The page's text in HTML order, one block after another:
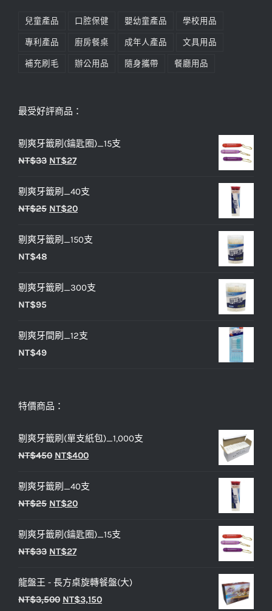
兒童產品 口腔保健 嬰幼童產品 學校用品
專利產品 廚房餐桌 成年人產品 文具用品
補充刷毛 辦公用品 隨身攜帶 餐廳用品
最受好評商品：
剔爽牙籤刷(鑰匙圈)_15支
NT$33 原
價
格：
NT$27目
價
格：
剔爽牙籤刷_40支
NT$25 原
價
NT$20目
價
剔爽牙籤刷_150支
NT$48
剔爽牙籤刷_300支
NT$95
剔爽牙間刷_12支
NT$49
特價商品：
剔爽牙籤刷(單支紙包)_1,000支
NT$450 原
價
格：
NT$400目
價
剔爽牙籤刷_40支
NT$25 原
價
格：
NT$20目
價
剔爽牙籤刷(鑰匙圈)_15支
NT$33 原
價
格：
NT$27目
價
格：
龍盤王 - 長方桌旋轉餐盤(大)
NT$3,500 原
NT$3,150目